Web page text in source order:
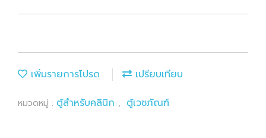
เพิ่มรายการโปรด เปรียบเทียบ
หมวดหมู่ : ตู้สำหรับคลินิก , ตู้เวชภัณฑ์